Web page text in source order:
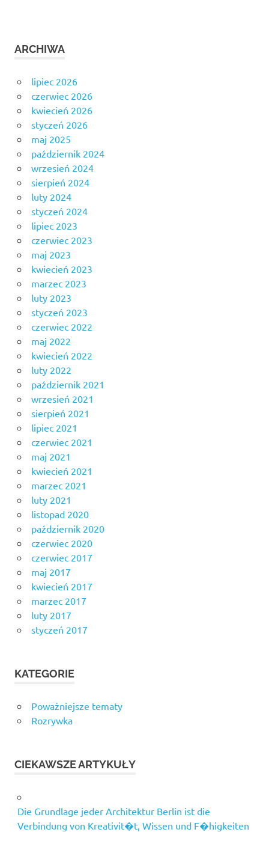
ARCHIWA
lipiec 2026
czerwiec 2026
kwiecień 2026
styczeń 2026
maj 2025
październik 2024
wrzesień 2024
sierpień 2024
luty 2024
styczeń 2024
lipiec 2023
czerwiec 2023
maj 2023
kwiecień 2023
marzec 2023
luty 2023
styczeń 2023
czerwiec 2022
maj 2022
kwiecień 2022
luty 2022
październik 2021
wrzesień 2021
sierpień 2021
lipiec 2021
czerwiec 2021
maj 2021
kwiecień 2021
marzec 2021
luty 2021
listopad 2020
październik 2020
czerwiec 2020
czerwiec 2017
maj 2017
kwiecień 2017
marzec 2017
luty 2017
styczeń 2017
KATEGORIE
Poważniejsze tematy
Rozrywka
CIEKAWSZE ARTYKUŁY
Die Grundlage jeder Architektur Berlin ist die
Verbindung von Kreativit�t, Wissen und F�higkeiten